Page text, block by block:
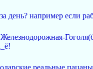
день? например если
реальные